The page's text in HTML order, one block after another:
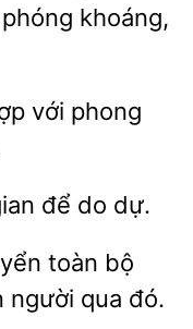
với phong
để dự.
người qua đó.